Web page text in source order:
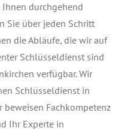
durchgehend
Sie über jeden Schritt
die Abläufe, die wir auf
Schlüsseldienst sind
verfügbar. Wir
Schlüsseldienst in
beweisen Fachkompetenz
Ihr Experte in